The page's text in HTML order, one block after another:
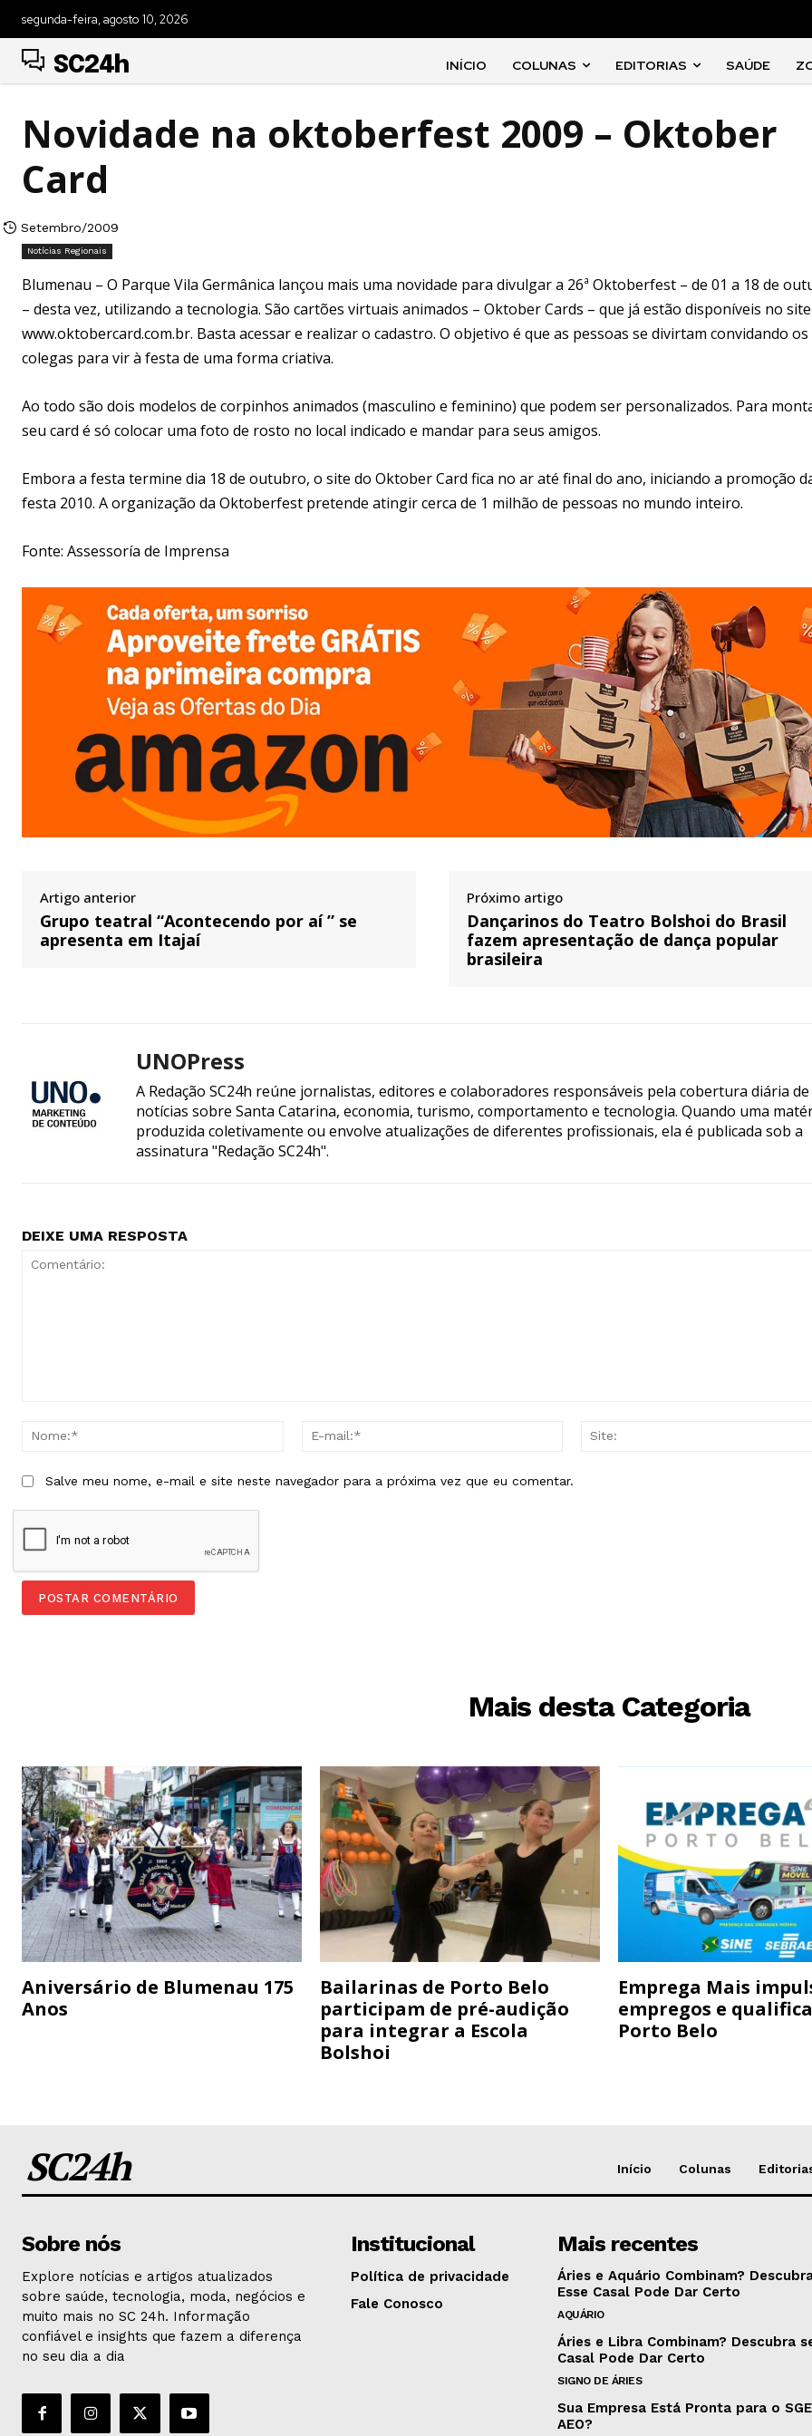
segunda-feira, agosto 10, 2026
SC24h INÍCIO COLUNAS EDITORIAS SAÚDE
Novidade na oktoberfest 2009 – Oktober
Card
Setembro/2009
Notícias Regionais
Blumenau – O Parque Vila Germânica lançou mais uma novidade para divulgar a 26ª Oktoberfest – de 01 a 18 de
– desta vez, utilizando a tecnologia. São cartões virtuais animados – Oktober Cards – que já estão disponíveis no site
www.oktobercard.com.br. Basta acessar e realizar o cadastro. O objetivo é que as pessoas se divirtam convidando os
colegas para vir à festa de uma forma criativa.
Ao todo são dois modelos de corpinhos animados (masculino e feminino) que podem ser personalizados. Para
seu card é só colocar uma foto de rosto no local indicado e mandar para seus amigos.
Embora a festa termine dia 18 de outubro, o site do Oktober Card fica no ar até final do ano, iniciando a promoção
festa 2010. A organização da Oktoberfest pretende atingir cerca de 1 milhão de pessoas no mundo inteiro.
Fonte: Assessoría de Imprensa
Artigo anterior
Grupo teatral “Acontecendo por aí ” se
apresenta em Itajaí
Próximo artigo
Dançarinos do Teatro Bolshoi do Brasil
fazem apresentação de dança popular
brasileira
UNOPress
A Redação SC24h reúne jornalistas, editores e colaboradores responsáveis pela cobertura diária de
notícias sobre Santa Catarina, economia, turismo, comportamento e tecnologia. Quando uma
produzida coletivamente ou envolve atualizações de diferentes profissionais, ela é publicada sob a
assinatura "Redação SC24h".
DEIXE UMA RESPOSTA
Nome:*
Salve meu nome, e-mail e site neste navegador para a próxima vez que eu comentar.
Mais desta Categoria
Aniversário de Blumenau 175
Anos
Bailarinas de Porto Belo
participam de pré-audição
para integrar a Escola
Bolshoi
Emprega Mais
empregos e
Porto Belo
SC24h Início Colunas
Sobre nós
Explore notícias e artigos atualizados
sobre saúde, tecnologia, moda, negócios e
muito mais no SC 24h. Informação
confiável e insights que fazem a diferença
no seu dia a dia
Institucional
Política de privacidade
Fale Conosco
Mais recentes
Áries e Aquário Combinam?
Esse Casal Pode Dar Certo
AQUÁRIO
Áries e Libra Combinam? Descubra
Casal Pode Dar Certo
SIGNO DE ÁRIES
Sua Empresa Está Pronta para o
AEO?